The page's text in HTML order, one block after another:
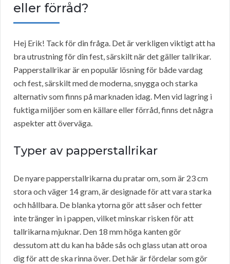
eller förråd?
Hej Erik! Tack för din fråga. Det är verkligen viktigt att ha
bra utrustning för din fest, särskilt när det gäller tallrikar.
Papperstallrikar är en populär lösning för både vardag
och fest, särskilt med de moderna, snygga och starka
alternativ som finns på marknaden idag. Men vid lagring i
fuktiga miljöer som en källare eller förråd, finns det några
aspekter att överväga.
Typer av papperstallrikar
De nyare papperstallrikarna du pratar om, som är 23 cm
stora och väger 14 gram, är designade för att vara starka
och hållbara. De blanka ytorna gör att såser och fetter
inte tränger in i pappen, vilket minskar risken för att
tallrikarna mjuknar. Den 18 mm höga kanten gör
dessutom att du kan ha både sås och glass utan att oroa
dig för att de ska rinna över. Det här är fördelar som gör